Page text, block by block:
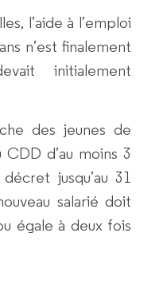
l’aide à l’emploi
n’est finalement
initialement
des jeunes de
d’au moins 3
jusqu’au 31
salarié doit
égale à deux fois